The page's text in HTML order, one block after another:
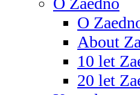
O
About
10 let
20 let